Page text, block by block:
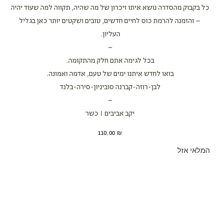
כל בקבוק מהסדרה נושא איתו זיכרון של מה שהיה, תקווה למה שעוד יהיה
– והזמנה להרמת כוס לחיים חדשים, טובים ושקטים יותר כאן בגליל
העליון.
–
בכל לגימה אתם חלק מהתקומה.
בואו לחדש איתנו ימים של טעם, אדמה ואמונה.
לבן-רוזה-קברנה סוביניון-סירה-בלנד
–
יקב אביבים | כשר
110.00 ₪
המלאי אזל